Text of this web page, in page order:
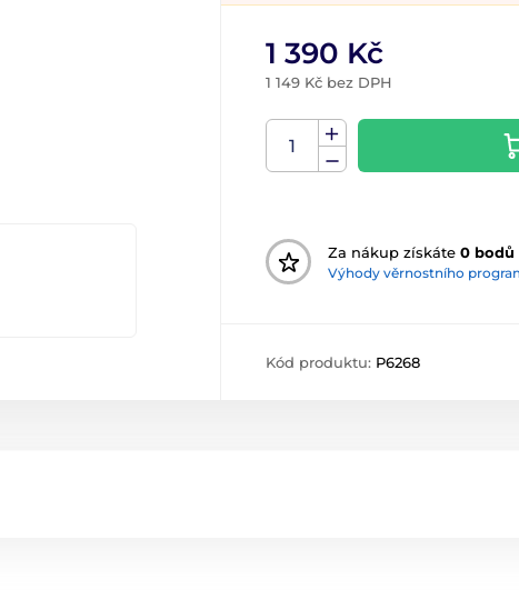
1 390 Kč
1 149 Kč bez DPH
Za nákup získáte 0 bodů
Výhody věrnostního
Kód produktu: P6268